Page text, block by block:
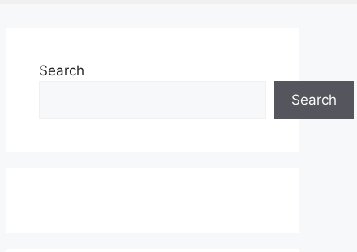
Search
Search